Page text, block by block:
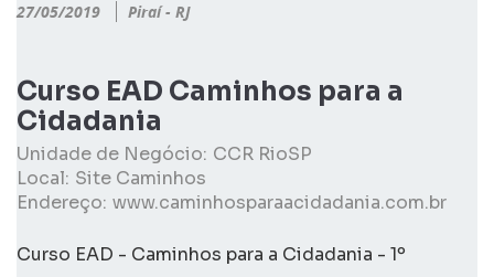
27/05/2019 Piraí - RJ
Curso EAD Caminhos para a
Cidadania
Unidade de Negócio: CCR RioSP
Local: Site Caminhos
Endereço: www.caminhosparaacidadania.com.br
Curso EAD - Caminhos para a Cidadania - 1º